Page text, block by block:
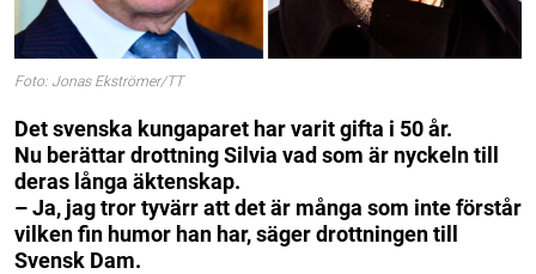
Foto: Jonas Ekströmer/TT
Det svenska kungaparet har varit gifta i 50 år.
Nu berättar drottning Silvia vad som är nyckeln till
deras långa äktenskap.
– Ja, jag tror tyvärr att det är många som inte förstår
vilken fin humor han har, säger drottningen till
Svensk Dam.